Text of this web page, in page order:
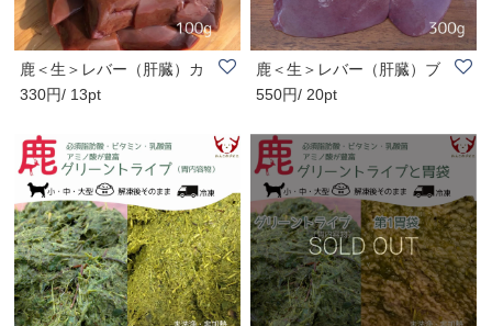
鹿＜生＞レバー（肝臓）カ
ット100g
330円/ 13pt
鹿＜生＞レバー（肝臓）ブ
ロック300g
550円/ 20pt